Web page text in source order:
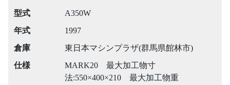
型式
A350W
年式
1997
倉庫
東日本マシンプラザ(群馬県館林市)
仕様
MARK20 最大加工物寸
法:550×400×210 最大加工物重